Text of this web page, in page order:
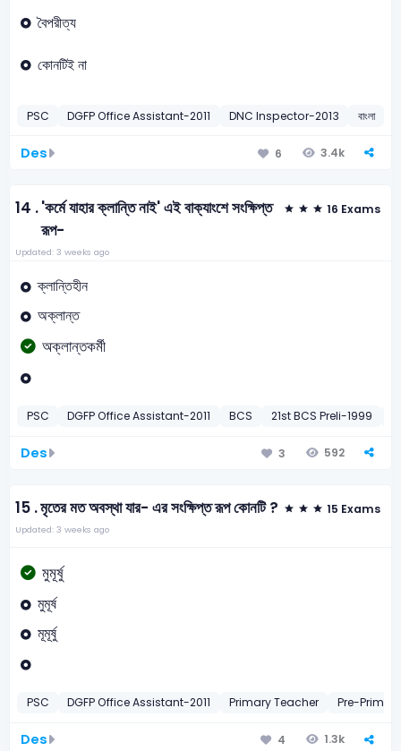
বৈপরীত্য
কোনটিই না
PSC DGFP Office Assistant-2011 DNC Inspector-2013 বাংলা
Des 6 3.4k
14 .'কর্মে যাহার ক্লান্তি নাই' এই বাক্যাংশে সংক্ষিপ্ত
রূপ-
16 Exams
Updated: 3 weeks ago
ক্লান্তিহীন
অক্লান্ত
অক্লান্তকর্মী
PSC DGFP Office Assistant-2011 BCS 21st BCS Preli-1999
Des 3 592
15 .মৃতের মত অবস্থা যার- এর সংক্ষিপ্ত রূপ কোনটি ? 15 Exams
Updated: 3 weeks ago
মুমূর্ষু
মুমূর্ষ
মূমূর্ষু
PSC DGFP Office Assistant-2011 Primary Teacher Pre-
Des 4 1.3k